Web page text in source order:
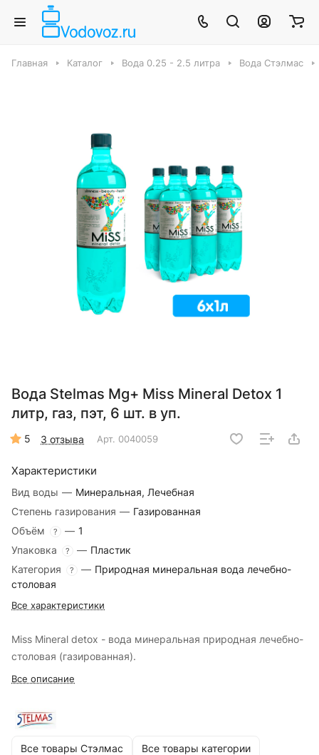
Главная Каталог Вода 0.25 - 2.5 литра Вода Стэлмас
Вода Stelmas Mg+ Miss Mineral Detox 1
литр, газ, пэт, 6 шт. в уп.
5 3 отзыва Арт. 0040059
Характеристики
Вид воды — Минеральная, Лечебная
Степень газирования — Газированная
Объём
? — 1
Упаковка
? — Пластик
Категория
? — Природная минеральная вода лечебно-
столовая
Все характеристики
Miss Mineral detox - вода минеральная природная лечебно-
столовая (газированная).
Все описание
Все товары Стэлмас Все товары категории